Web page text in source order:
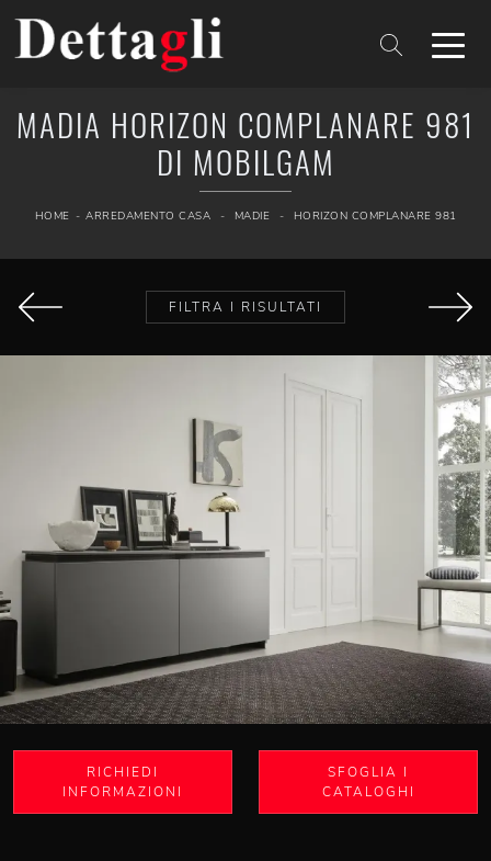
MADIA HORIZON COMPLANARE 981
DI MOBILGAM
HOME - ARREDAMENTO CASA - MADIE - HORIZON COMPLANARE 981
FILTRA I RISULTATI
RICHIEDI
INFORMAZIONI
SFOGLIA I
CATALOGHI